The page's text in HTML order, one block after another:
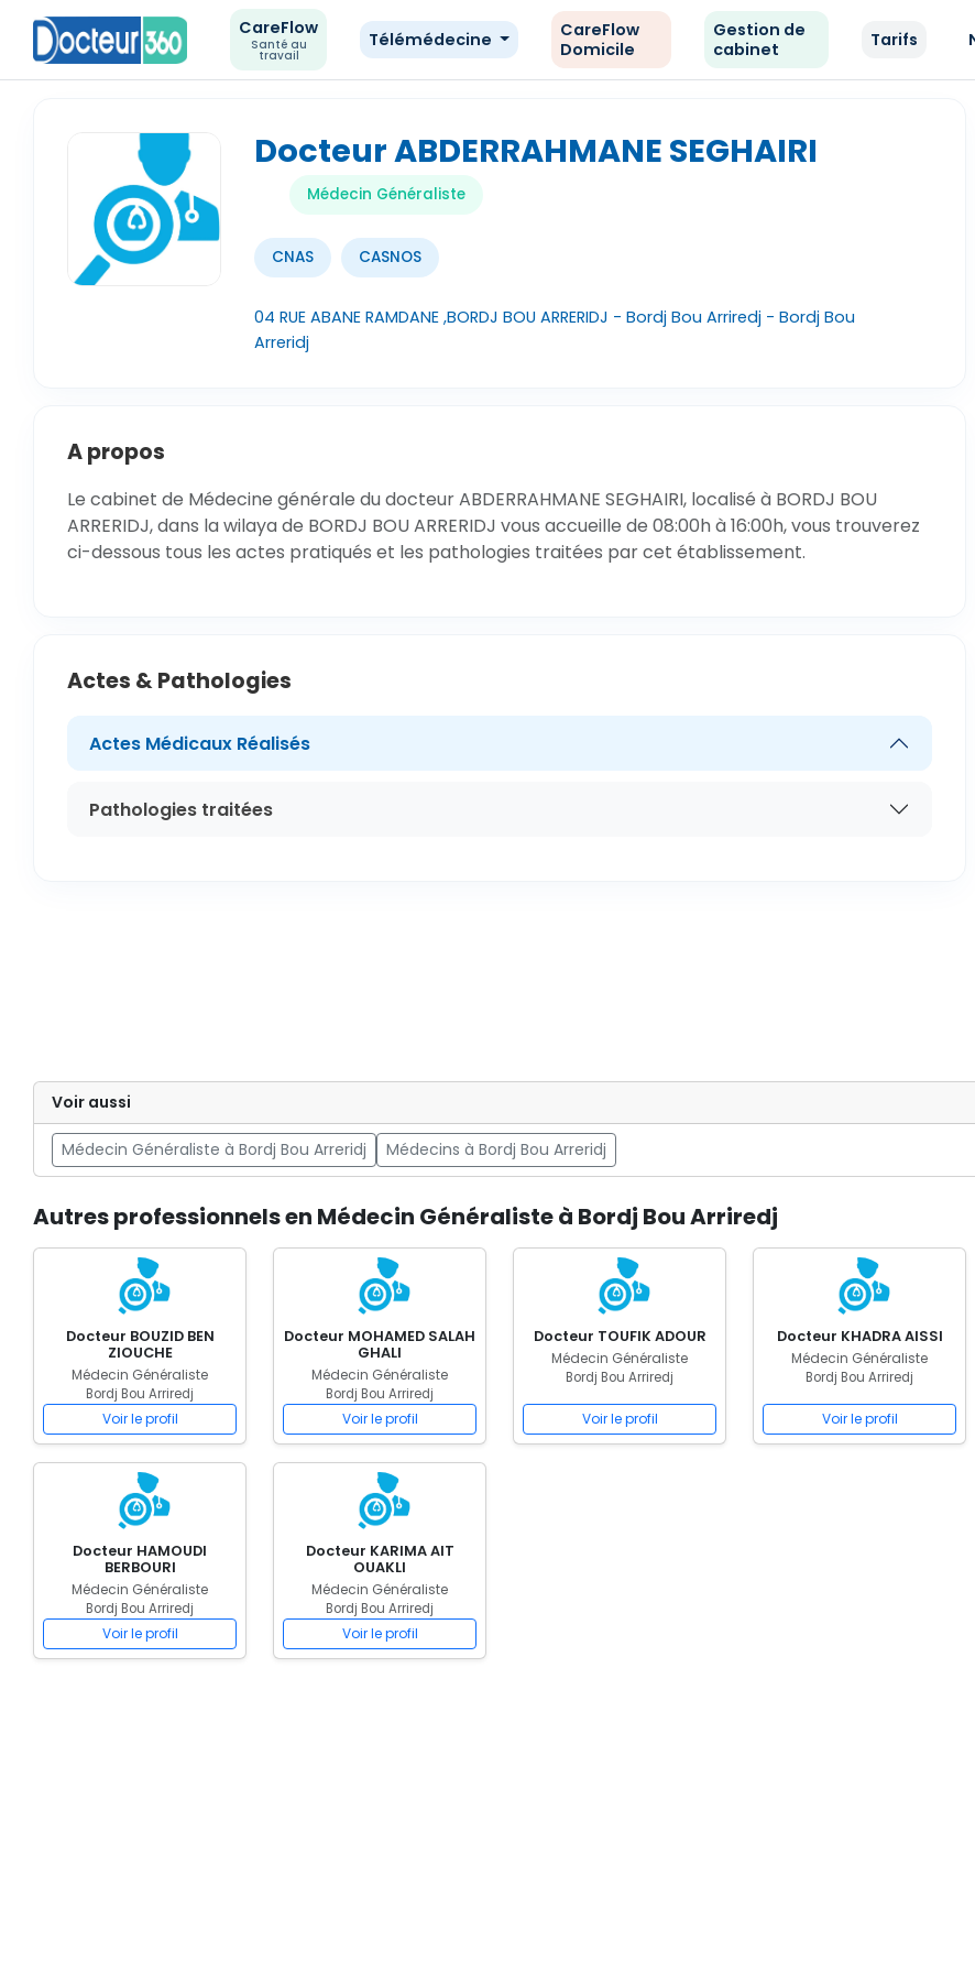
CareFlow
Santé au
travail
Télémédecine
CareFlow
Domicile
Gestion de
cabinet
Tarifs
Docteur ABDERRAHMANE SEGHAIRI
Médecin Généraliste
CNAS CASNOS
04 RUE ABANE RAMDANE ,BORDJ BOU ARRERIDJ - Bordj Bou Arriredj - Bordj Bou
Arreridj
A propos
Le cabinet de Médecine générale du docteur ABDERRAHMANE SEGHAIRI, localisé à BORDJ BOU
ARRERIDJ, dans la wilaya de BORDJ BOU ARRERIDJ vous accueille de 08:00h à 16:00h, vous trouverez
ci-dessous tous les actes pratiqués et les pathologies traitées par cet établissement.
Actes & Pathologies
Actes Médicaux Réalisés
Pathologies traitées
Voir aussi
Médecin Généraliste à Bordj Bou Arreridj Médecins à Bordj Bou Arreridj
Autres professionnels en Médecin Généraliste à Bordj Bou Arriredj
Docteur BOUZID BEN
ZIOUCHE
Médecin Généraliste
Bordj Bou Arriredj
Voir le profil
Docteur MOHAMED SALAH
GHALI
Médecin Généraliste
Bordj Bou Arriredj
Voir le profil
Docteur TOUFIK ADOUR
Médecin Généraliste
Bordj Bou Arriredj
Voir le profil
Docteur KHADRA AISSI
Médecin Généraliste
Bordj Bou Arriredj
Voir le profil
Docteur HAMOUDI
BERBOURI
Médecin Généraliste
Bordj Bou Arriredj
Voir le profil
Docteur KARIMA AIT
OUAKLI
Médecin Généraliste
Bordj Bou Arriredj
Voir le profil